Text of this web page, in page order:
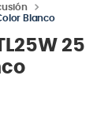
Blanco
25